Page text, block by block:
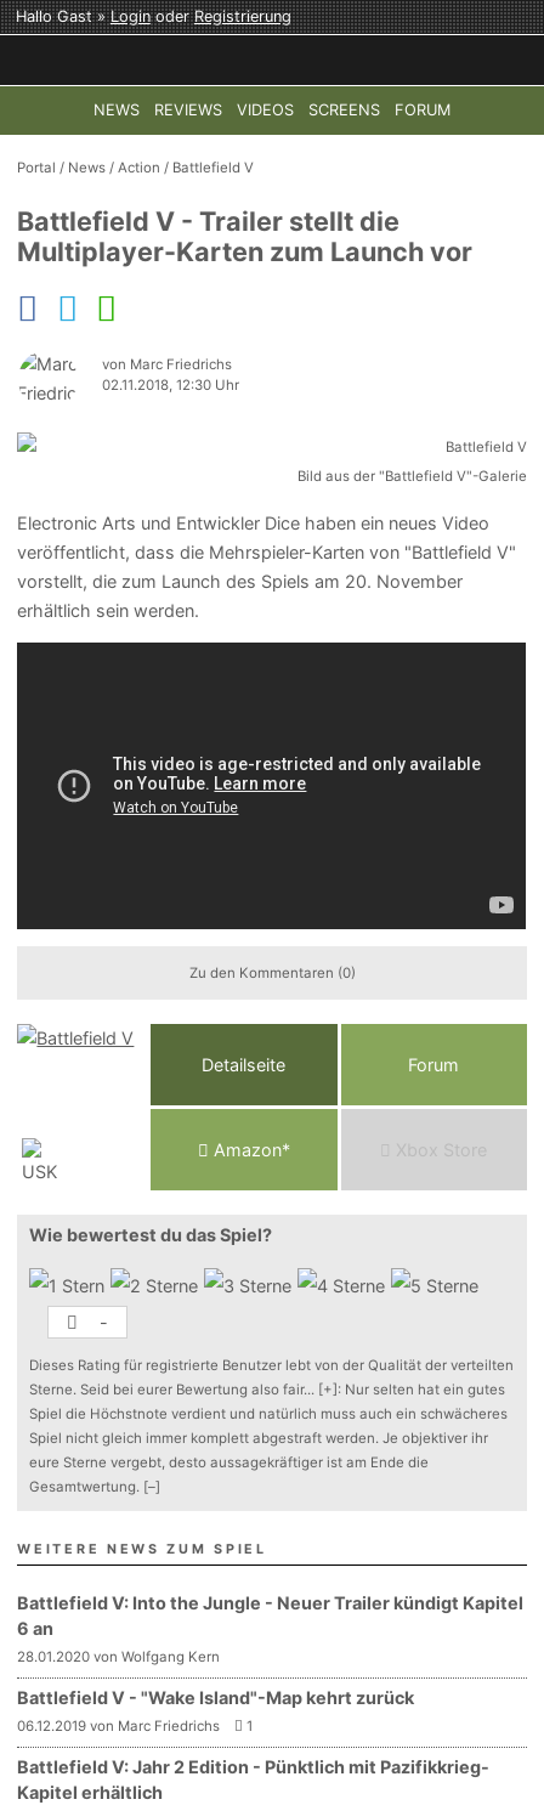
Hallo Gast »LoginoderRegistrierung
NEWS REVIEWS VIDEOS SCREENS FORUM
TOP-THEMEN: COD: MODERN WARFARE 4 HALO:
Portal / News /Action / Battlefield V
Battlefield V - Trailer stellt die
Multiplayer-Karten zum Launch vor
von Marc Friedrichs
02.11.2018, 12:30 Uhr
Bild aus der "Battlefield V"-Galerie
Electronic Arts und Entwickler Dice haben ein neues Video
veröffentlicht, dass die Mehrspieler-Karten von "Battlefield V"
vorstellt, die zum Launch des Spiels am 20. November
erhältlich sein werden.
Zu den Kommentaren (0)
Detailseite Forum
Amazon* Xbox Store
Wie bewertest du das Spiel?
-
Dieses Rating für registrierte Benutzer lebt von der Qualität der verteilten
Sterne. Seid bei eurer Bewertung also fair... [+] : Nur selten hat ein gutes
Spiel die Höchstnote verdient und natürlich muss auch ein schwächeres
Spiel nicht gleich immer komplett abgestraft werden. Je objektiver ihr
eure Sterne vergebt, desto aussagekräftiger ist am Ende die
Gesamtwertung. [–]
WEITERE NEWS ZUM SPIEL
Battlefield V: Into the Jungle - Neuer Trailer kündigt Kapitel
6 an
28.01.2020 von Wolfgang Kern
Battlefield V - "Wake Island"-Map kehrt zurück
06.12.2019 von Marc Friedrichs 1
Battlefield V: Jahr 2 Edition - Pünktlich mit Pazifikkrieg-
Kapitel erhältlich